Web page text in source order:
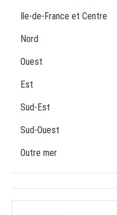
Ile-de-France et Centre
Nord
Ouest
Est
Sud-Est
Sud-Ouest
Outre mer